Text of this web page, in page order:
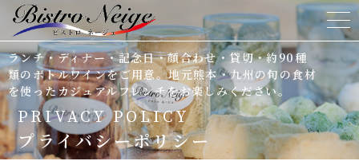
ランチ・ディナー・記念日・顔合わせ・貸切・約90種
類のボトルワインをご用意。地元熊本・九州の旬の食材
を使ったカジュアルフレンチをお楽しみください。
ホーム
ビストロネージュについて
メニュー&ドリンク
PRIVACY POLICY
プライバシーポリシー